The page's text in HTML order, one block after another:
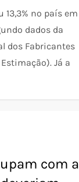
no país em
dados da
dos Fabricantes
Já a
com a